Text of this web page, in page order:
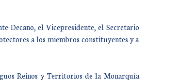
Decano, el Vicepresidente, el Secretario
a los miembros constituyentes y a
Reinos y Territorios de la Monarquía